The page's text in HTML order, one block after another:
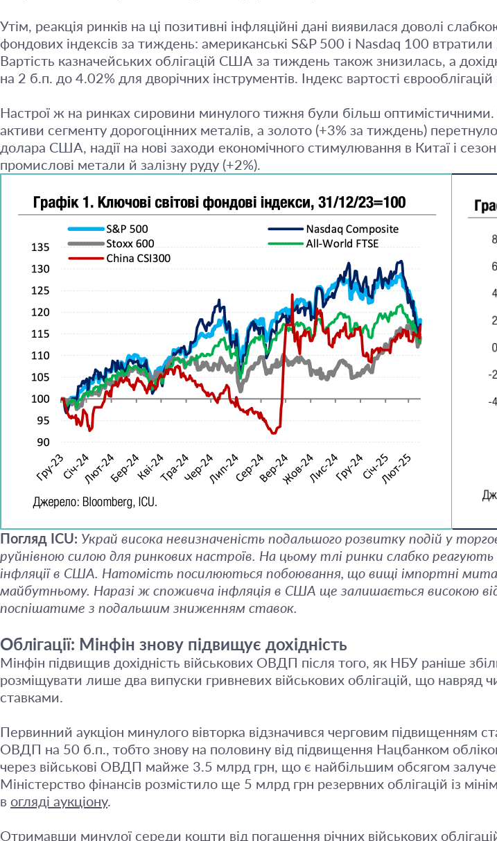
Утім, реакція ринків на ці позитивні інфляційні дані виявилася доволі
фондових індексів за тиждень: американські S&P 500 і Nasdaq 100
Вартість казначейських облігацій США за тиждень також знизилась, а
на 2 б.п. до 4.02% для дворічних інструментів. Індекс вартості
Настрої ж на ринках сировини минулого тижня були більш оптимістичними.
активи сегменту дорогоцінних металів, а золото (+3% за тиждень)
долара США, надії на нові заходи економічного стимулювання в Китаї і
промислові метали й залізну руду (+2%).
Погляд ICU: Украй висока невизначеність подальшого розвитку подій у
руйнівною силою для ринкових настроїв. На цьому тлі ринки слабко
інфляції в США. Натомість посилюються побоювання, що вищі імпортні
майбутньому. Наразі ж споживча інфляція в США ще залишається високою
поспішатиме з подальшим зниженням ставок.
Облігації: Мінфін знову підвищує дохідність
Мінфін підвищив дохідність військових ОВДП після того, як НБУ раніше
розміщувати лише два випуски гривневих військових облігацій, що навряд
ставками.
Первинний аукціон минулого вівторка відзначився черговим підвищенням
ОВДП на 50 б.п., тобто знову на половину від підвищення Нацбанком
через військові ОВДП майже 3.5 млрд грн, що є найбільшим обсягом
Міністерство фінансів розмістило ще 5 млрд грн резервних облігацій із
в огляді аукціону.
Отримавши минулої середи кошти від погашення річних військових